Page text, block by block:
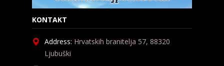
KONTAKT
Address: Hrvatskih branitelja 57, 88320
Ljubuški